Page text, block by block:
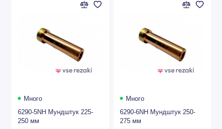
GK3®
Показать все
Много
6290-5NH Мундштук 225-
250 мм
Много
6290-6NH Мундштук 250-
275 мм